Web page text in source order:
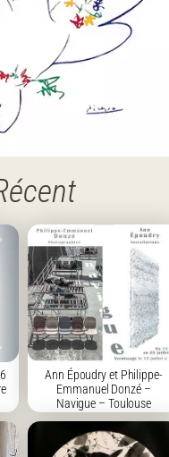
Ann Époudry et Philippe-
Emmanuel Donzé –
Navigue – Toulouse